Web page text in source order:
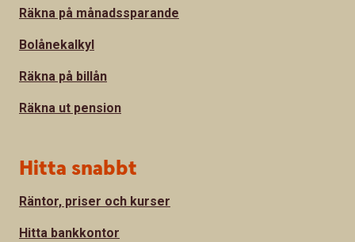
Räkna på månadssparande
Bolånekalkyl
Räkna på billån
Räkna ut pension
Hitta snabbt
Räntor, priser och kurser
Hitta bankkontor